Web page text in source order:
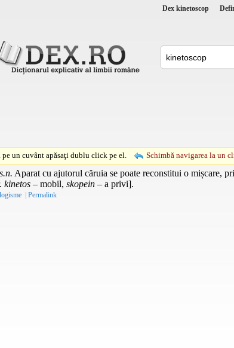
Dex kinetoscop
pe un cuvânt apăsaţi dublu click pe el. Schimbă navigarea la un
s.n. Aparat cu ajutorul căruia se poate reconstitui o mișcare,
kinetos – mobil, skopein – a privi].
| Permalink